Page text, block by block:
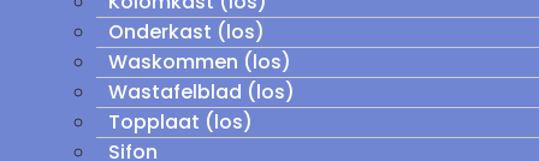
Onderkast (los)
Waskommen (los)
Wastafelblad (los)
Topplaat (los)
Sifon